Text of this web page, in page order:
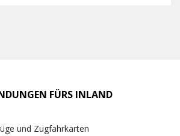
FÜRS INLAND
und Zugfahrkarten